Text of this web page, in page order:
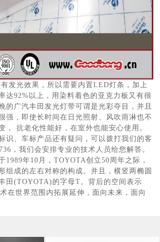
光效果，所以需要内置LED灯条，加上
达92%以上，用染料着色的亚克力板又有很
的广汽丰田发光灯带可谓是光彩夺目，并且
强，即使长时间在日光照射、风吹雨淋也不
， 抗老化性能好，在室外也能安心使用。
、车标产品还有疑问，可以拨打我们的客
，我们会安排专业的技术人员给您解答。
年10月，TOYOTA创立50周年之际，
组成的左右对称的构成。并且，横竖两椭圆
田(TOYOTA)的字母T。背后的空间表示
在世界范围内拓展延伸，面向未来，面向